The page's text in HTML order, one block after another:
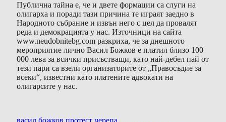
Публична тайна е, че и двете формации са слуги на
олигарха и поради тази причина те играят заедно в
Народното събрание и извън него с цел да провалят
реда и демокрацията у нас. Източници на сайта
www.neudobnitebg.com разкриха, че за днешното
мероприятие лично Васил Божков е платил близо 100
000 лева за всички присъстващи, като най-дебел пай от
тези пари са взели организаторите от „Правосъдие за
всеки“, известни като платените адвокати на
олигарсите у нас.
васил божков протест черепа